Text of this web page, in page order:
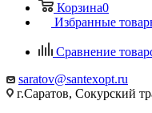
Корзина0
Избранные
Сравнение
saratov@santexopt.ru
г.Саратов, Сокурский